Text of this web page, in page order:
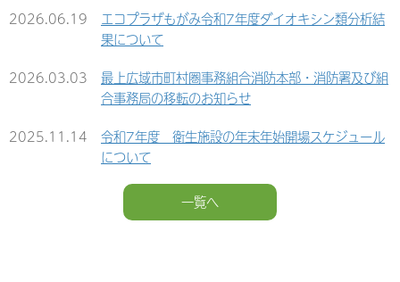
2026.06.19
エコプラザもがみ令和7年度ダイオキシン類分析結
果について
2026.03.03
最上広域市町村圏事務組合消防本部・消防署及び組
合事務局の移転のお知らせ
2025.11.14
令和7年度 衛生施設の年末年始開場スケジュール
について
令和7年度版「衛生年鑑」（令和6年度実績）の公
開について
一覧へ